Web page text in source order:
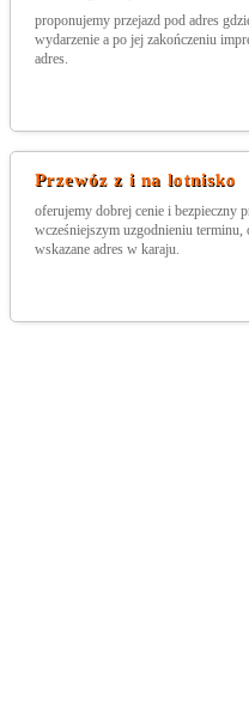
proponujemy przejazd pod adres
wydarzenie a po jej zakończeniu
adres.
Przewóz z i na lotnisko
oferujemy dobrej cenie i bezpieczny
wcześniejszym uzgodnieniu
wskazane adres w karaju.